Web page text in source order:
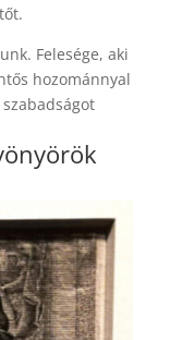
Felesége, aki
hozománnyal